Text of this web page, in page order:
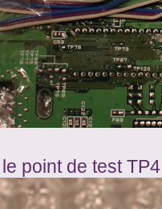
point de test